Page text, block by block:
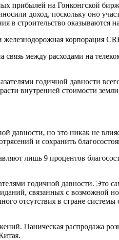
на Гонконгской
доход, поскольку оно
в строительство оказываются
корпорация
между расходами на
годичной давности
внутренней стоимости
но это никак не
и сохранить
лишь 9 процентов
годичной давности. Это
связанных с возможной
отсутствия в стране
Паническая распродажа